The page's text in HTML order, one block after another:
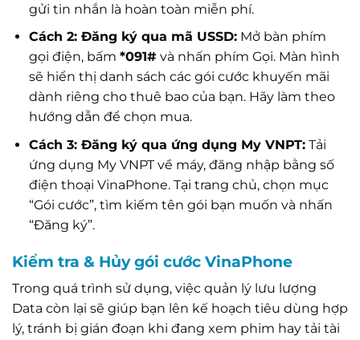
gửi tin nhắn là hoàn toàn miễn phí.
Cách 2: Đăng ký qua mã USSD:Mở bàn phím
gọi điện, bấm *091#và nhấn phím Gọi. Màn hình
sẽ hiển thị danh sách các gói cước khuyến mãi
dành riêng cho thuê bao của bạn. Hãy làm theo
hướng dẫn để chọn mua.
Cách 3: Đăng ký qua ứng dụng My VNPT:Tải
ứng dụng My VNPT về máy, đăng nhập bằng số
điện thoại VinaPhone. Tại trang chủ, chọn mục
“Gói cước”, tìm kiếm tên gói bạn muốn và nhấn
“Đăng ký”.
Kiểm tra & Hủy gói cước VinaPhone
Trong quá trình sử dụng, việc quản lý lưu lượng
Data còn lại sẽ giúp bạn lên kế hoạch tiêu dùng hợp
lý, tránh bị gián đoạn khi đang xem phim hay tải tài